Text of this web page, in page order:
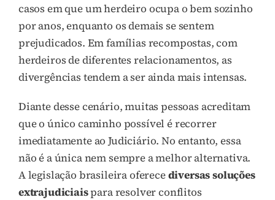
casos em que um herdeiro ocupa o bem sozinho
por anos, enquanto os demais se sentem
prejudicados. Em famílias recompostas, com
herdeiros de diferentes relacionamentos, as
divergências tendem a ser ainda mais intensas.
Diante desse cenário, muitas pessoas acreditam
que o único caminho possível é recorrer
imediatamente ao Judiciário. No entanto, essa
não é a única nem sempre a melhor alternativa.
A legislação brasileira oferecediversas soluções
extrajudiciaispara resolver conflitos